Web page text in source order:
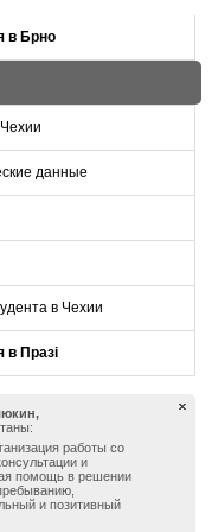
в Брно
данные
в Чехии
в Празі
работы со
и
помощь в решении
и позитивный